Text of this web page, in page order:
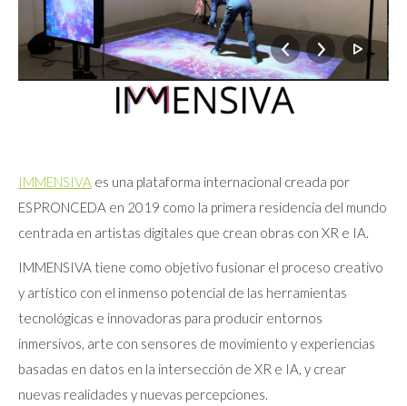
IMMENSIVA es una plataforma internacional creada por
ESPRONCEDA en 2019 como la primera residencia del mundo
centrada en artistas digitales que crean obras con XR e IA.
IMMENSIVA tiene como objetivo fusionar el proceso creativo
y artístico con el inmenso potencial de las herramientas
tecnológicas e innovadoras para producir entornos
inmersivos, arte con sensores de movimiento y experiencias
basadas en datos en la intersección de XR e IA, y crear
nuevas realidades y nuevas percepciones.